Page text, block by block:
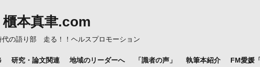
櫃本真聿.com
代の語り部 走る！！ヘルスプロモーション
研究・論文関連 地域のリーダーへ 「識者の声」 執筆本紹介
FM愛媛